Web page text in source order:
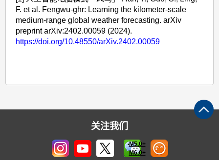
F. et al. Fengwu-ghr: Learning the kilometer-scale
medium-range global weather forecasting. arXiv
preprint arXiv:2402.00059 (2024).
https://doi.org/10.48550/arXiv.2402.00059
关注我们
M5.0+
M6.0+